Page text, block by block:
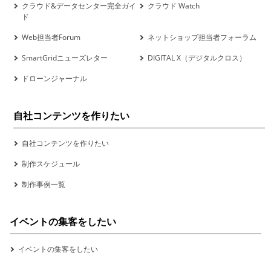
クラウド&データセンター完全ガイ
ド
クラウド Watch
Web担当者Forum
ネットショップ担当者フォーラム
SmartGridニューズレター
DIGITAL X（デジタルクロス）
ドローンジャーナル
自社コンテンツを作りたい
自社コンテンツを作りたい
制作スケジュール
制作事例一覧
イベントの集客をしたい
イベントの集客をしたい